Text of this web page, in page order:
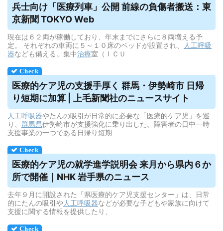
兵士向け「医療列車」公開 前線の負傷者搬送：東
京新聞 TOKYO Web
現在は６２両が稼働しており、年末までにさらに８両増える予
定。 それぞれの車両に５～１０床のベッドが設置され、
人工呼吸
器なども備える。集中治療室（ＩＣＵ
医療的ケア児の支援手厚く 群馬・伊勢崎市 日帰
り短期に加算 | 上毛新聞社のニュースサイト
人工呼吸器やたんの吸引が日常的に必要な「医療的ケア児」を巡
り、 群馬県伊勢崎市が支援強化に乗り出した。障害者の日中一時
支援事業の一つである日帰り短期
医療的ケア児の就学進学説明会 来月から県内６か
所で開催｜NHK 岩手県のニュース
去年９月に開設された「県医療的ケア児支援センター」は、日常
的にたんの吸引や人工呼吸器などが必要な子どもや家族に向けて
支援に関する情報を提供したり、